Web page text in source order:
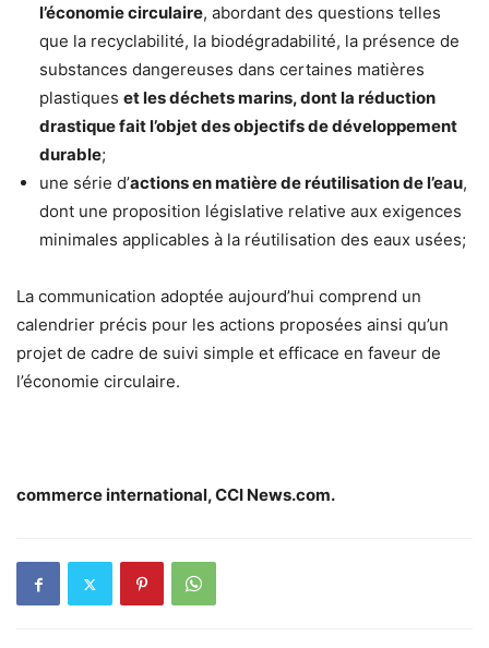
l’économie circulaire, abordant des questions telles
que la recyclabilité, la biodégradabilité, la présence de
substances dangereuses dans certaines matières
plastiques et les déchets marins, dont la réduction
drastique fait l’objet des objectifs de développement
durable;
une série d’actions en matière de réutilisation de l’eau,
dont une proposition législative relative aux exigences
minimales applicables à la réutilisation des eaux usées;
La communication adoptée aujourd’hui comprend un
calendrier précis pour les actions proposées ainsi qu’un
projet de cadre de suivi simple et efficace en faveur de
l’économie circulaire.
commerce international, CCI News.com.